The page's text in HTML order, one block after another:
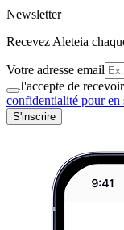
Newsletter
Recevez Aleteia
Votre adresse email
J'accepte de
confidentialité pour en
S'inscrire